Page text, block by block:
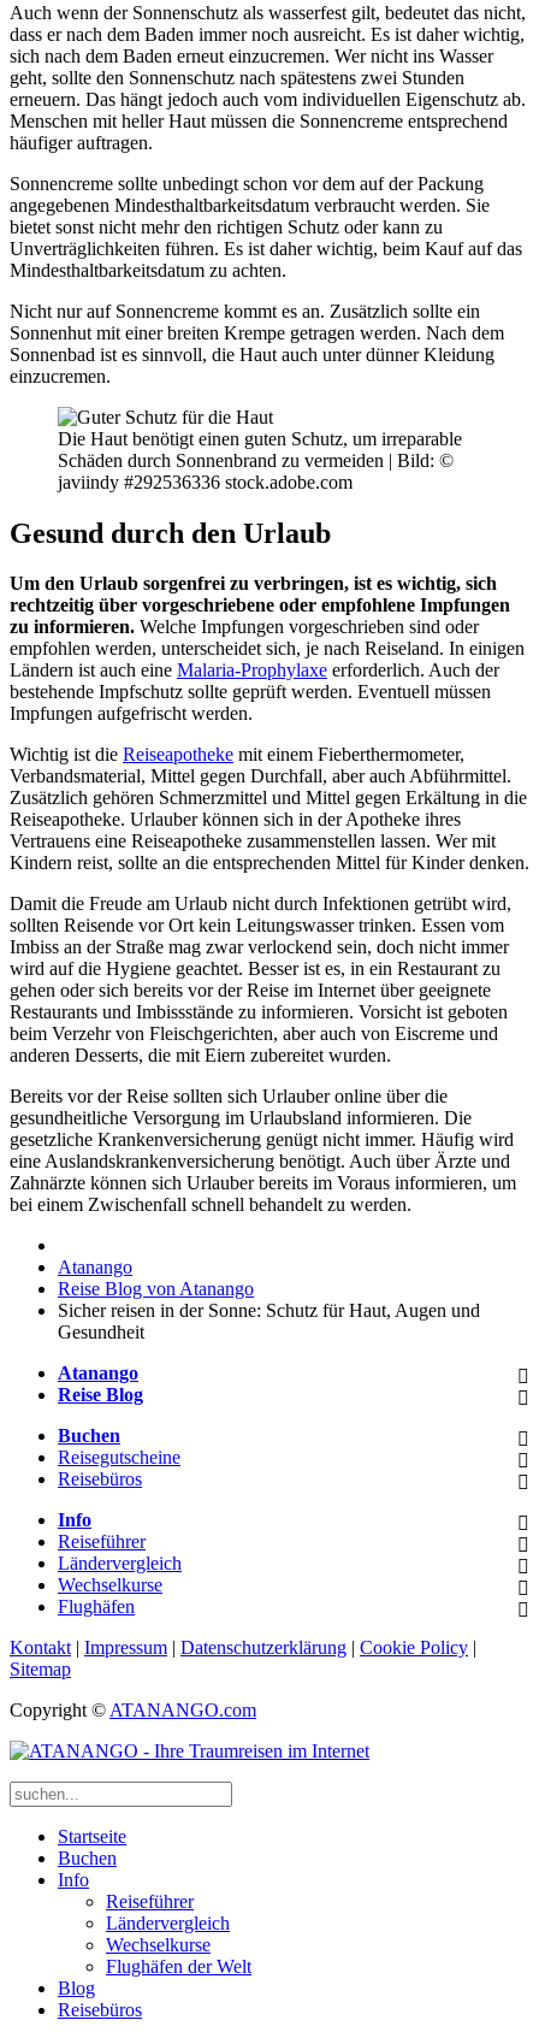
Auch wenn der Sonnenschutz als wasserfest gilt, bedeutet das nicht,
dass er nach dem Baden immer noch ausreicht. Es ist daher wichtig,
sich nach dem Baden erneut einzucremen. Wer nicht ins Wasser
geht, sollte den Sonnenschutz nach spätestens zwei Stunden
erneuern. Das hängt jedoch auch vom individuellen Eigenschutz ab.
Menschen mit heller Haut müssen die Sonnencreme entsprechend
häufiger auftragen.
Sonnencreme sollte unbedingt schon vor dem auf der Packung
angegebenen Mindesthaltbarkeitsdatum verbraucht werden. Sie
bietet sonst nicht mehr den richtigen Schutz oder kann zu
Unverträglichkeiten führen. Es ist daher wichtig, beim Kauf auf das
Mindesthaltbarkeitsdatum zu achten.
Nicht nur auf Sonnencreme kommt es an. Zusätzlich sollte ein
Sonnenhut mit einer breiten Krempe getragen werden. Nach dem
Sonnenbad ist es sinnvoll, die Haut auch unter dünner Kleidung
einzucremen.
Die Haut benötigt einen guten Schutz, um irreparable
Schäden durch Sonnenbrand zu vermeiden | Bild: ©
javiindy #292536336 stock.adobe.com
Gesund durch den Urlaub
Um den Urlaub sorgenfrei zu verbringen, ist es wichtig, sich
rechtzeitig über vorgeschriebene oder empfohlene Impfungen
zu informieren. Welche Impfungen vorgeschrieben sind oder
empfohlen werden, unterscheidet sich, je nach Reiseland. In einigen
Ländern ist auch eine Malaria-Prophylaxe erforderlich. Auch der
bestehende Impfschutz sollte geprüft werden. Eventuell müssen
Impfungen aufgefrischt werden.
Wichtig ist die Reiseapotheke mit einem Fieberthermometer,
Verbandsmaterial, Mittel gegen Durchfall, aber auch Abführmittel.
Zusätzlich gehören Schmerzmittel und Mittel gegen Erkältung in die
Reiseapotheke. Urlauber können sich in der Apotheke ihres
Vertrauens eine Reiseapotheke zusammenstellen lassen. Wer mit
Kindern reist, sollte an die entsprechenden Mittel für Kinder denken.
Damit die Freude am Urlaub nicht durch Infektionen getrübt wird,
sollten Reisende vor Ort kein Leitungswasser trinken. Essen vom
Imbiss an der Straße mag zwar verlockend sein, doch nicht immer
wird auf die Hygiene geachtet. Besser ist es, in ein Restaurant zu
gehen oder sich bereits vor der Reise im Internet über geeignete
Restaurants und Imbissstände zu informieren. Vorsicht ist geboten
beim Verzehr von Fleischgerichten, aber auch von Eiscreme und
anderen Desserts, die mit Eiern zubereitet wurden.
Bereits vor der Reise sollten sich Urlauber online über die
gesundheitliche Versorgung im Urlaubsland informieren. Die
gesetzliche Krankenversicherung genügt nicht immer. Häufig wird
eine Auslandskrankenversicherung benötigt. Auch über Ärzte und
Zahnärzte können sich Urlauber bereits im Voraus informieren, um
bei einem Zwischenfall schnell behandelt zu werden.
Atanango
Reise Blog von Atanango
Sicher reisen in der Sonne: Schutz für Haut, Augen und
Gesundheit
Atanango
Reise Blog
Buchen
Reisegutscheine
Reisebüros
Info
Reiseführer
Ländervergleich
Wechselkurse
Flughäfen
Kontakt| Impressum | Datenschutzerklärung | Cookie Policy |
Sitemap
Copyright ©ATANANGO.com
Startseite
Buchen
Info
Reiseführer
Ländervergleich
Wechselkurse
Flughäfen der Welt
Blog
Reisebüros